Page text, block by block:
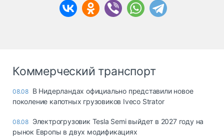
Коммерческий транспорт
08.08 В Нидерландах официально представили новое
поколение капотных грузовиков Iveco Strator
08.08 Электрогрузовик Tesla Semi выйдет в 2027 году на
рынок Европы в двух модификациях